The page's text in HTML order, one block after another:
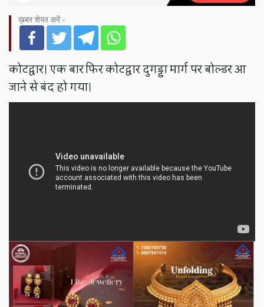
ख़बर शेयर करें -
कोटद्वार। एक बार फिर कोटद्वार दुगड्डा मार्ग पर बोल्डर आ
जाने से बंद हो गया।